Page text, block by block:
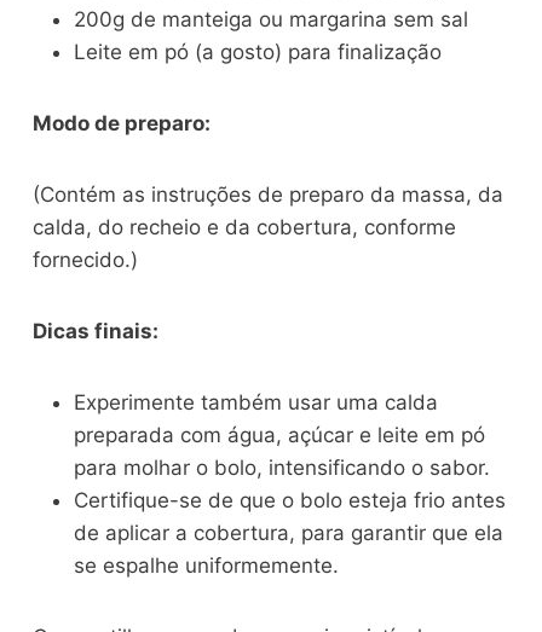
200g de manteiga ou margarina sem sal
Leite em pó (a gosto) para finalização
Modo de preparo:
(Contém as instruções de preparo da massa, da
calda, do recheio e da cobertura, conforme
fornecido.)
Dicas finais:
Experimente também usar uma calda
preparada com água, açúcar e leite em pó
para molhar o bolo, intensificando o sabor.
Certifique-se de que o bolo esteja frio antes
de aplicar a cobertura, para garantir que ela
se espalhe uniformemente.